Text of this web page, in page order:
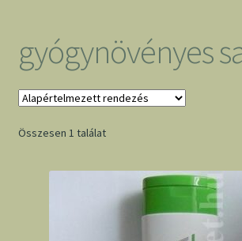
gyógynövényes
Összesen 1 találat